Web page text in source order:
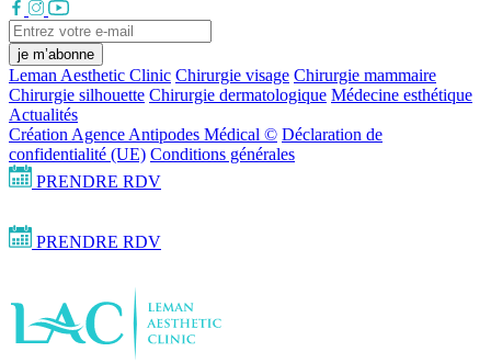
je m’abonne
Leman Aesthetic Clinic Chirurgie visage Chirurgie mammaire
Chirurgie silhouette Chirurgie dermatologique Médecine esthétique
Actualités
Création Agence Antipodes Médical © Déclaration de
confidentialité (UE) Conditions générales
PRENDRE RDV
PRENDRE RDV